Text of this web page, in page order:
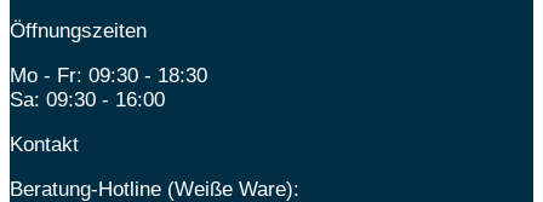
Öffnungszeiten
Mo - Fr: 09:30 - 18:30
Sa: 09:30 - 16:00
Kontakt
Beratung-Hotline (Weiße Ware):